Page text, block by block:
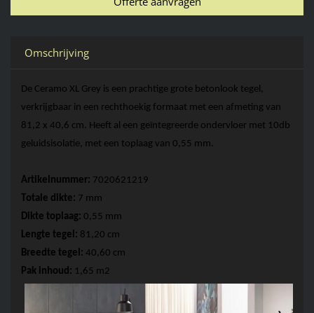
Omschrijving
De Ceramo XL Grey is een prachtige grote betonlook tegel,
verkrijgbaar in een rechthoekig formaat met een afmeting van
81,2 x 40,6 cm. Heeft al een geïntegreerde ondervloer met 10db
geluidsisolatie, met een toplaag van 0,55 mm.
Artikelnummer: 7020621219
Totale dikte: 7 mm
Dikte toplaag: 0,55 mm
Lengte tegel: 81,20 cm
Breedte tegel: 40,60 cm
Pak inhoud: 1,65 m2